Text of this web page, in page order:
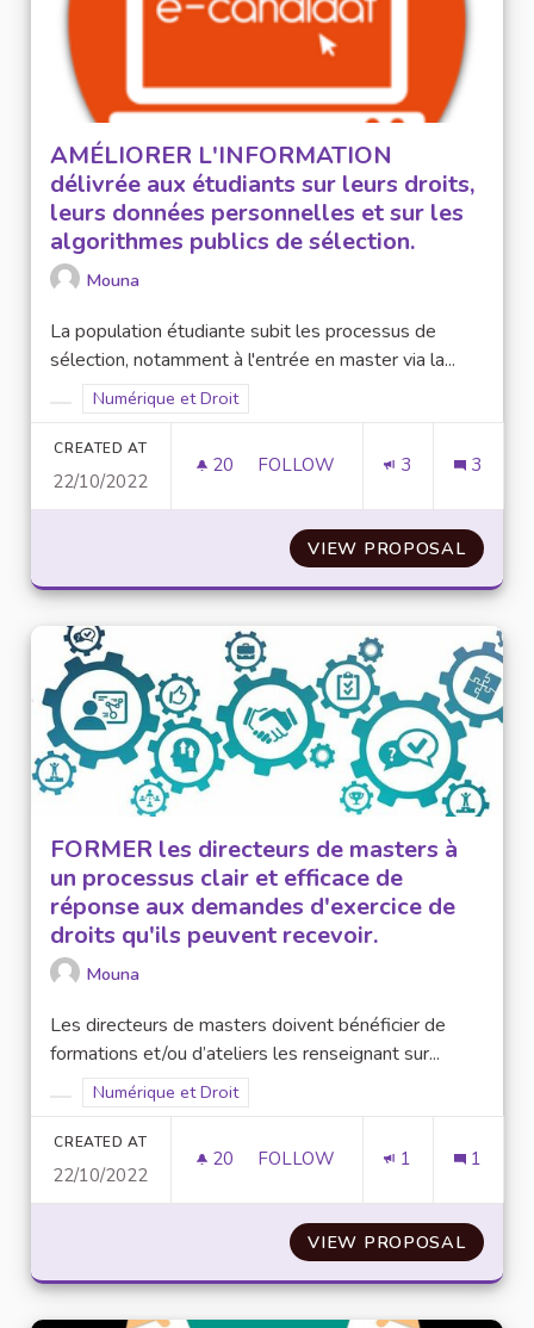
AMÉLIORER L'INFORMATION
délivrée aux étudiants sur leurs droits,
leurs données personnelles et sur les
algorithmes publics de sélection.
Mouna
La population étudiante subit les processus de
sélection, notamment à l'entrée en master via la...
Filter results for category:
Filter results for scope: Numérique et Droit
Numérique et Droit
CREATED AT
22/10/2022
20 20 FOLLOWERS
FOLLOW 3 3
VIEW PROPOSAL
FORMER les directeurs de masters à
un processus clair et efficace de
réponse aux demandes d'exercice de
droits qu'ils peuvent recevoir.
Mouna
Les directeurs de masters doivent bénéficier de
formations et/ou d’ateliers les renseignant sur...
Filter results for category:
Filter results for scope: Numérique et Droit
Numérique et Droit
CREATED AT
22/10/2022
20 20 FOLLOWERS
FOLLOW 1 1
VIEW PROPOSAL